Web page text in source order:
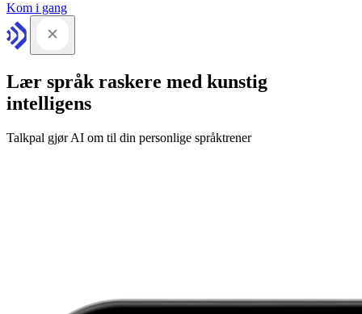
Kom i gang
Lær språk raskere med kunstig
intelligens
Talkpal gjør AI om til din personlige språktrener